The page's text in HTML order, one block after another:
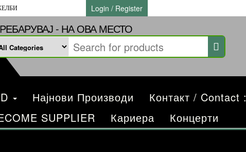
Login / Register
- НА ОВА МЕСТО
Најнови Производи Контакт / Contact :
SUPPLIER Кариера Концерти